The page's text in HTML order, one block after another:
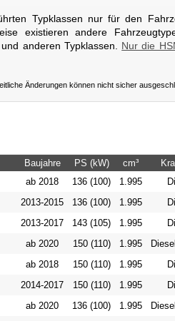
Typklassen nur für den
existieren andere
anderen Typklassen. Nur die
Änderungen können nicht sicher
Baujahre PS (kW) cm³
ab 2018 136 (100) 1.995
2013-2015 136 (100) 1.995
2013-2017 143 (105) 1.995
ab 2020 150 (110) 1.995
ab 2018 150 (110) 1.995
2014-2017 150 (110) 1.995
ab 2020 136 (100) 1.995